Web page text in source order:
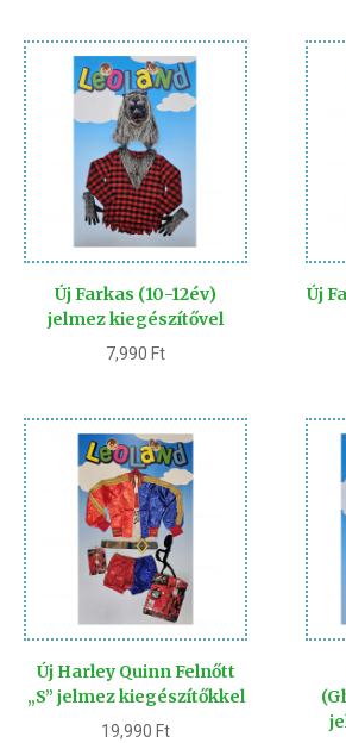
Új Farkas (10-12év)
jelmez kiegészítővel
7,990 Ft
Új
Új Harley Quinn Felnőtt
„S” jelmez kiegészítőkkel
19,990 Ft